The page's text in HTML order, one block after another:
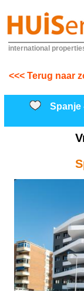
international
<<< Terug naar
Spanje